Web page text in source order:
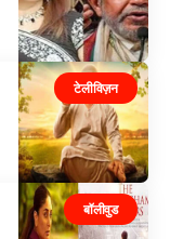
टेलीविज़न
बॉलीवुड